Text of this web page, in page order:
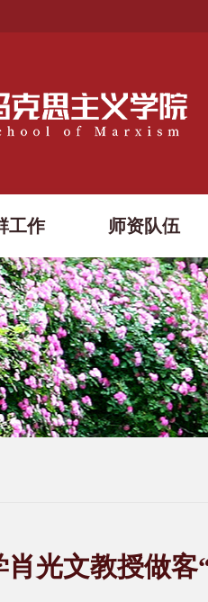
工作 师资队伍
肖光文教授做